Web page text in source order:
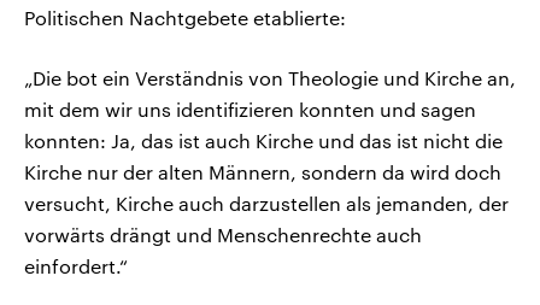
Politischen Nachtgebete etablierte:
„Die bot ein Verständnis von Theologie und Kirche an,
mit dem wir uns identifizieren konnten und sagen
konnten: Ja, das ist auch Kirche und das ist nicht die
Kirche nur der alten Männern, sondern da wird doch
versucht, Kirche auch darzustellen als jemanden, der
vorwärts drängt und Menschenrechte auch
einfordert.“